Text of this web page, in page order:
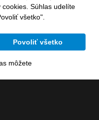
Zmena
dátumu
Súhlas udelíte
všetko".
Povoliť všetko
môžete